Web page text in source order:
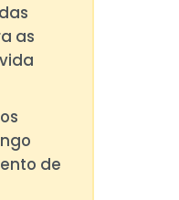
as
de